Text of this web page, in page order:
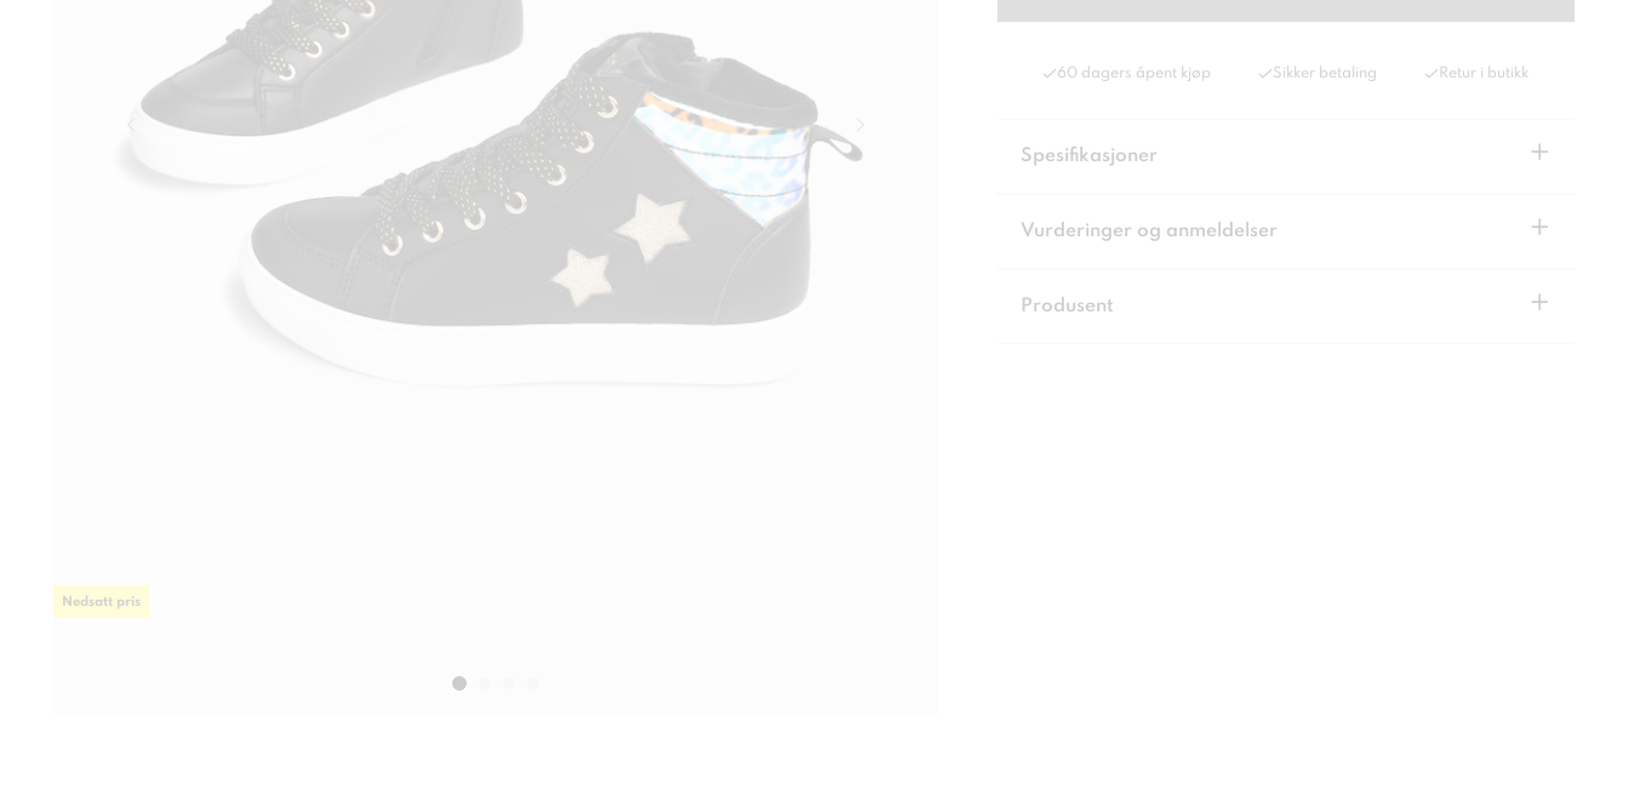
Nedsatt pris
60 dagers åpent kjøp Sikker betaling Retur i butikk
Spesifikasjoner +
Vurderinger og anmeldelser +
Produsent +